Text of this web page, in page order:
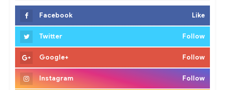
Facebook Like
Twitter Follow
Google+ Follow
Instagram Follow